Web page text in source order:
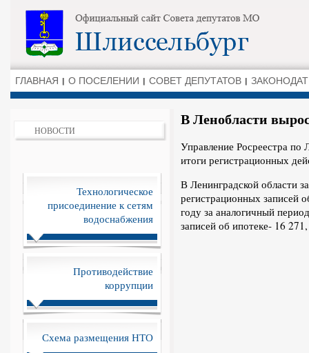
ГЛАВНАЯ О ПОСЕЛЕНИИ СОВЕТ ДЕПУТАТОВ
НОВОСТИ
Технологическое
присоединение к сетям
водоснабжения
Противодействие
коррупции
Схема размещения НТО
В Ленобласти
Управление Росреестра по
итоги регистрационных
В Ленинградской области
регистрационных записей
году за аналогичный
записей об ипотеке- 16